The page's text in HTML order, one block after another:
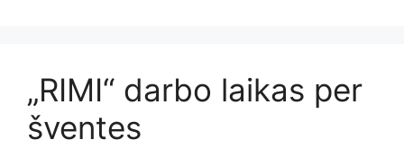
„RIMI“ darbo laikas per
šventes